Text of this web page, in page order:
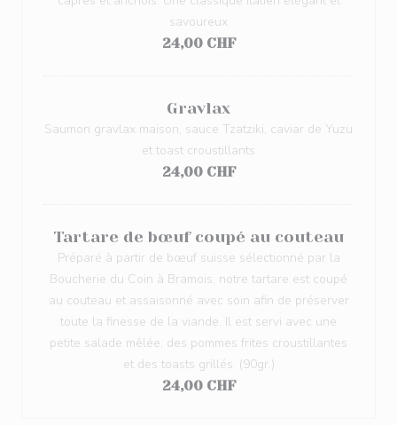
savoureux
24,00 CHF
Gravlax
Saumon gravlax maison, sauce Tzatziki, caviar de Yuzu
et toast croustillants
24,00 CHF
Tartare de bœuf coupé au couteau
Préparé à partir de bœuf suisse sélectionné par la
Boucherie du Coin à Bramois, notre tartare est coupé
au couteau et assaisonné avec soin afin de préserver
toute la finesse de la viande. Il est servi avec une
petite salade mêlée, des pommes frites croustillantes
et des toasts grillés. (90gr.)
24,00 CHF